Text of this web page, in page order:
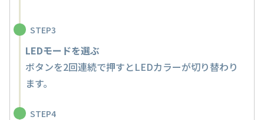
STEP3
LEDモードを選ぶ
ボタンを2回連続で押すとLEDカラーが切り替わり
ます。
STEP4